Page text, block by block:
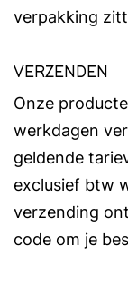
verpakking
VERZENDEN
Onze
werkdagen
geldende
exclusief btw
verzending
code om je